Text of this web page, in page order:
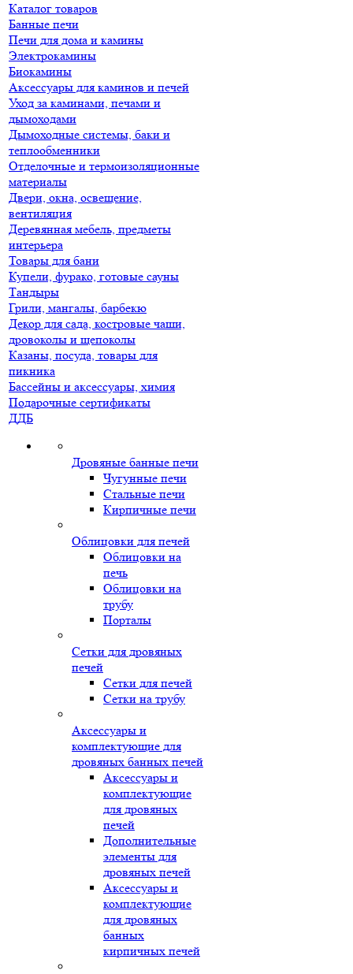
Каталог товаров
Банные печи
Печи для дома и камины
Электрокамины
Биокамины
Аксессуары для каминов и печей
Уход за каминами, печами и
дымоходами
Дымоходные системы, баки и
теплообменники
Отделочные и термоизоляционные
материалы
Двери, окна, освещение,
вентиляция
Деревянная мебель, предметы
интерьера
Товары для бани
Купели, фурако, готовые сауны
Тандыры
Грили, мангалы, барбекю
Декор для сада, костровые чаши,
дровоколы и щепоколы
Казаны, посуда, товары для
пикника
Бассейны и аксессуары, химия
Подарочные сертификаты
ДДБ
Дровяные банные печи
Чугунные печи
Стальные печи
Кирпичные печи
Облицовки для печей
Облицовки на
печь
Облицовки на
трубу
Порталы
Сетки для дровяных
печей
Сетки для печей
Сетки на трубу
Аксессуары и
комплектующие для
дровяных банных печей
Аксессуары и
комплектующие
для дровяных
печей
Дополнительные
элементы для
дровяных печей
Аксессуары и
комплектующие
для дровяных
банных
кирпичных печей